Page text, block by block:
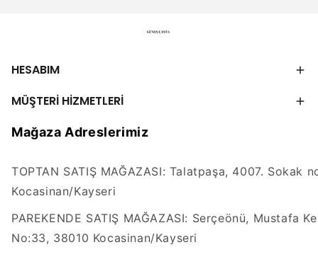
HESABIM
MÜŞTERİ HİZMETLERİ
Mağaza Adreslerimiz
TOPTAN SATIŞ MAĞAZASI: Talatpaşa, 4007. Sokak
Kocasinan/Kayseri
PAREKENDE SATIŞ MAĞAZASI: Serçeönü, Mustafa
No:33, 38010 Kocasinan/Kayseri